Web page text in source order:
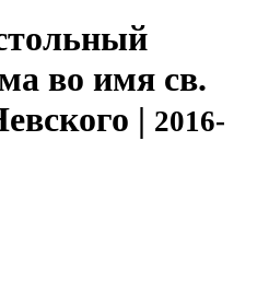
во имя св.
| 2016-